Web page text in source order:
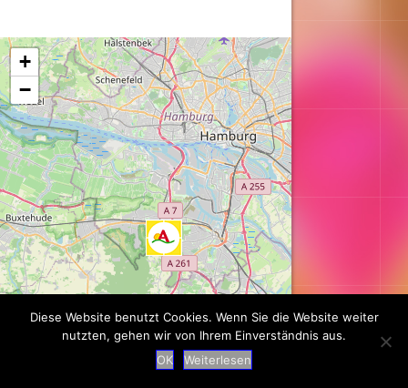
Karte wird geladen...
+
−
Diese Website benutzt Cookies. Wenn Sie die Website weiter
nutzten, gehen wir von Ihrem Einverständnis aus.
OK
Weiterlesen